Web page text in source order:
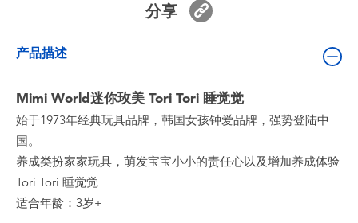
玩具促销
玩具清货
分享
产品描述
Mimi World迷你玫美 Tori Tori 睡觉觉
始于1973年经典玩具品牌，韩国女孩钟爱品牌，强势登陆中
国。
养成类扮家家玩具，萌发宝宝小小的责任心以及增加养成体验
Tori Tori 睡觉觉
适合年龄：3岁+